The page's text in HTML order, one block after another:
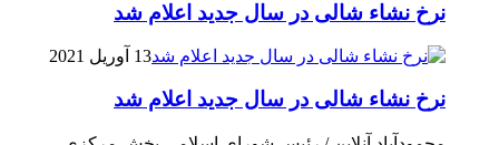
نرخ نشاء شالی در سال جدید اعلام شد
13 آوریل 2021
نرخ نشاء شالی در سال جدید اعلام شد